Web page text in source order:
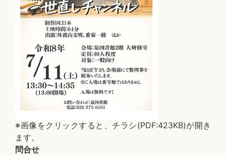
※画像をクリックすると、チラシ(PDF:423KB)が開き
ます。
問合せ